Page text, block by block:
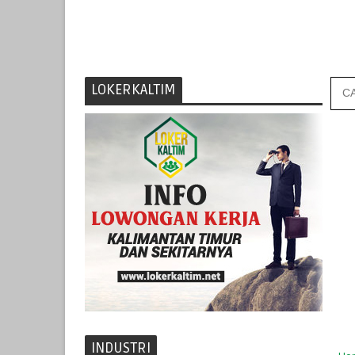
LOKERKALTIM
INDUSTRI